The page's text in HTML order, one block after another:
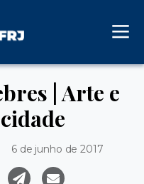
| Arte e
6 de junho de 2017